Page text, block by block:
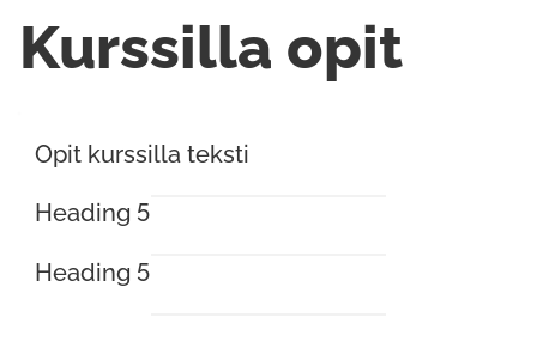
Kurssilla opit
Opit kurssilla teksti
Heading 5
Heading 5